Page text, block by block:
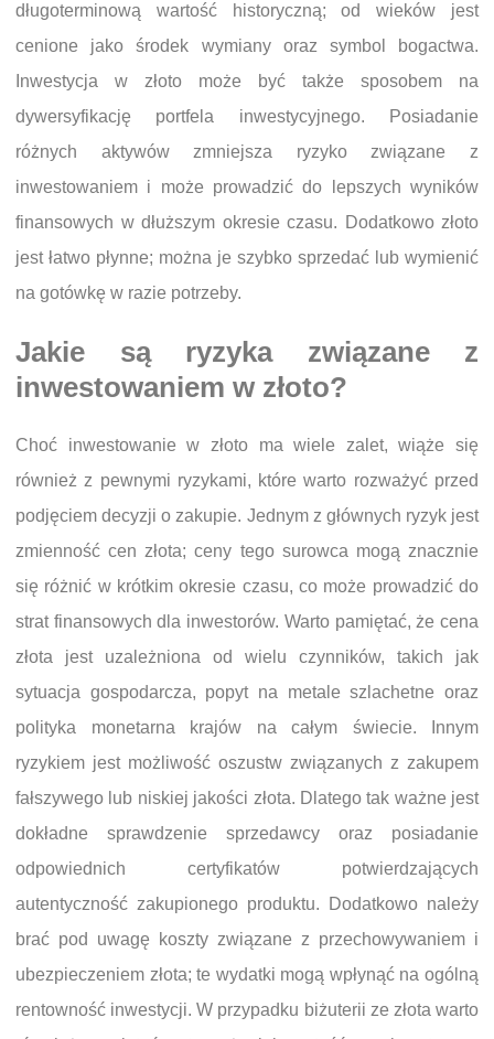
długoterminową wartość historyczną; od wieków jest
cenione jako środek wymiany oraz symbol bogactwa.
Inwestycja w złoto może być także sposobem na
dywersyfikację portfela inwestycyjnego. Posiadanie
różnych aktywów zmniejsza ryzyko związane z
inwestowaniem i może prowadzić do lepszych wyników
finansowych w dłuższym okresie czasu. Dodatkowo złoto
jest łatwo płynne; można je szybko sprzedać lub wymienić
na gotówkę w razie potrzeby.
Jakie są ryzyka związane z
inwestowaniem w złoto?
Choć inwestowanie w złoto ma wiele zalet, wiąże się
również z pewnymi ryzykami, które warto rozważyć przed
podjęciem decyzji o zakupie. Jednym z głównych ryzyk jest
zmienność cen złota; ceny tego surowca mogą znacznie
się różnić w krótkim okresie czasu, co może prowadzić do
strat finansowych dla inwestorów. Warto pamiętać, że cena
złota jest uzależniona od wielu czynników, takich jak
sytuacja gospodarcza, popyt na metale szlachetne oraz
polityka monetarna krajów na całym świecie. Innym
ryzykiem jest możliwość oszustw związanych z zakupem
fałszywego lub niskiej jakości złota. Dlatego tak ważne jest
dokładne sprawdzenie sprzedawcy oraz posiadanie
odpowiednich certyfikatów potwierdzających
autentyczność zakupionego produktu. Dodatkowo należy
brać pod uwagę koszty związane z przechowywaniem i
ubezpieczeniem złota; te wydatki mogą wpłynąć na ogólną
rentowność inwestycji. W przypadku biżuterii ze złota warto